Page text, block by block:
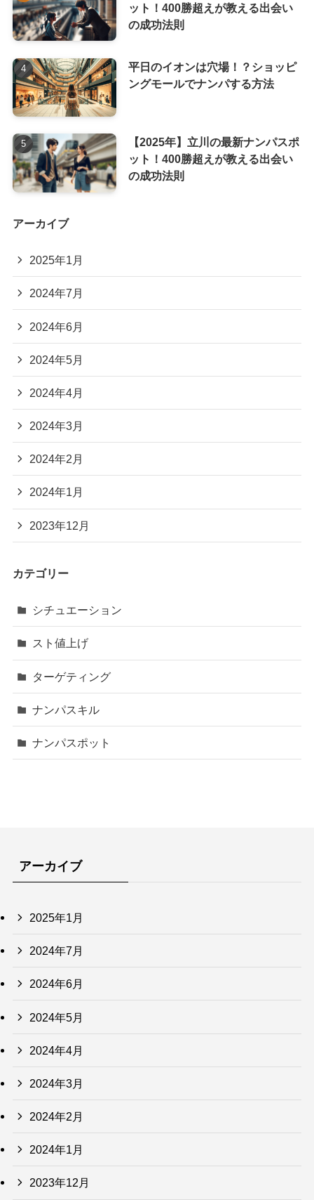
ット！400勝超えが教える出会い
の成功法則
平日のイオンは穴場！？ショッピ
ングモールでナンパする方法
【2025年】立川の最新ナンパスポ
ット！400勝超えが教える出会い
の成功法則
アーカイブ
2025年1月
2024年7月
2024年6月
2024年5月
2024年4月
2024年3月
2024年2月
2024年1月
2023年12月
カテゴリー
シチュエーション
スト値上げ
ターゲティング
ナンパスキル
ナンパスポット
アーカイブ
2025年1月
2024年7月
2024年6月
2024年5月
2024年4月
2024年3月
2024年2月
2024年1月
2023年12月